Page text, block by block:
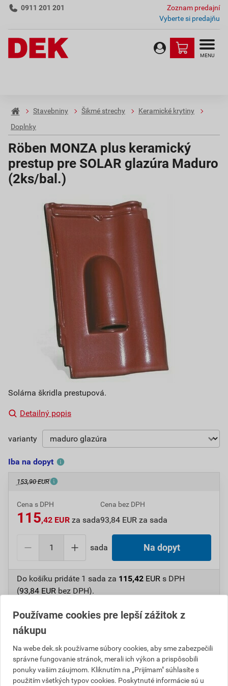
0911 201 201
Zoznam predajní
Vyberte si predajňu
MENU
Stavebniny Šikmé strechy
Keramické krytiny
Doplnky
Röben MONZA plus keramický
prestup pre SOLAR glazúra Maduro
(2ks/bal.)
Solárna škridla prestupová.
Detailný popis
varianty
Iba na dopyt
153,90 EUR
Cena s DPH
115,42 EUR za sada
Cena bez DPH
93,84 EUR za sada
sada Na dopyt
Do košíku pridáte 1 sada za 115,42 EUR s DPH
(93,84 EUR bez DPH).
Číslo položky:1234003850
Katalógový kód: 0M34V
Výrobca
Popis
Používame cookies pre lepší zážitok z
nákupu
Na webe dek.sk používame súbory cookies, aby sme zabezpečili
správne fungovanie stránok, merali ich výkon a prispôsobili
ponuky vašim záujmom. Kliknutím na „Prijímam" súhlasíte s
použitím všetkých typov cookies. Poskytnuté informácie sú u